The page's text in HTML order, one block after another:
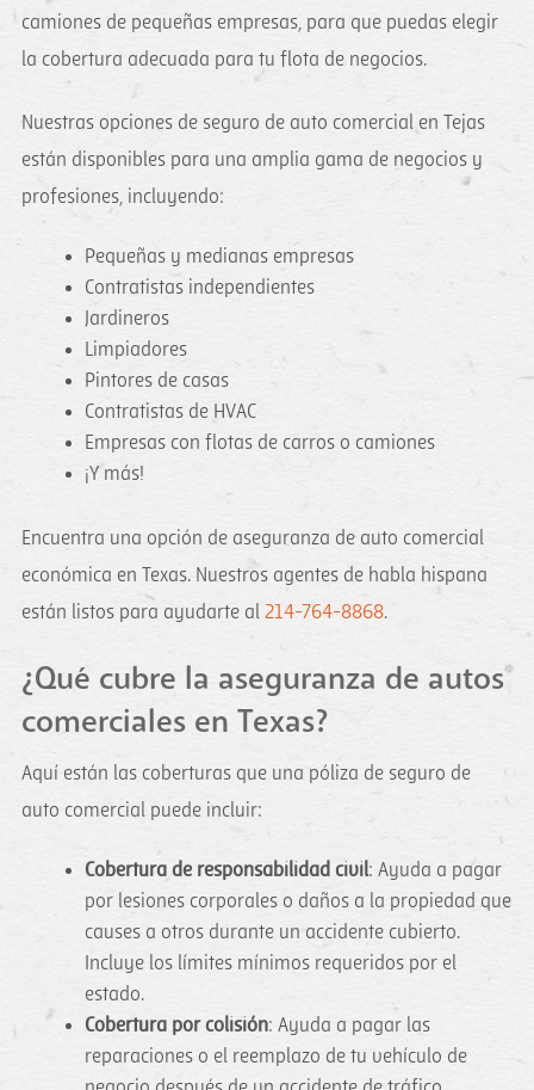
camiones de pequeñas empresas, para que puedas elegir
la cobertura adecuada para tu flota de negocios.
Nuestras opciones de seguro de auto comercial en Tejas
están disponibles para una amplia gama de negocios y
profesiones, incluyendo:
Pequeñas y medianas empresas
Contratistas independientes
Jardineros
Limpiadores
Pintores de casas
Contratistas de HVAC
Empresas con flotas de carros o camiones
¡Y más!
Encuentra una opción de aseguranza de auto comercial
económica en Texas. Nuestros agentes de habla hispana
están listos para ayudarte al 214-764-8868.
¿Qué cubre la aseguranza de autos
comerciales en Texas?
Aquí están las coberturas que una póliza de seguro de
auto comercial puede incluir:
Cobertura de responsabilidad civil: Ayuda a pagar
por lesiones corporales o daños a la propiedad que
causes a otros durante un accidente cubierto.
Incluye los límites mínimos requeridos por el
estado.
Cobertura por colisión: Ayuda a pagar las
reparaciones o el reemplazo de tu vehículo de